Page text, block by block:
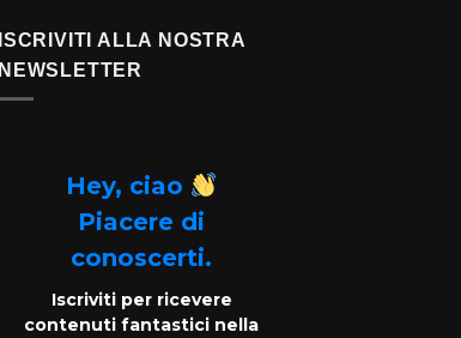
ISCRIVITI ALLA NOSTRA
NEWSLETTER
Hey, ciao
Piacere di
conoscerti.
Iscriviti per ricevere
contenuti fantastici nella